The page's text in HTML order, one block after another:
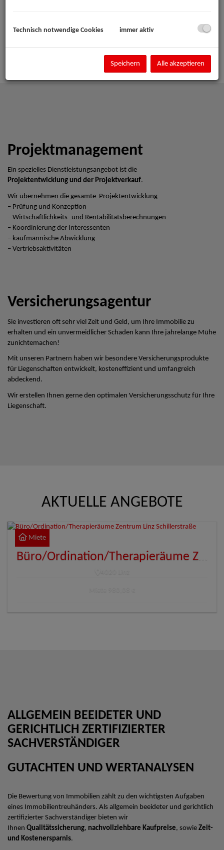
Projektmanagement
Ein spezielles Dienstleistungsangebot ist die
Projektentwicklung und der Projektverkauf.
Wir übernehmen die gesamte Projektentwicklung
– Prüfung und Konzeption
– Wirtschaftlichkeits- und Rentabilitätsberechnungen
– Koordinierung der Interessenten
– kaufmännische Abwicklung
– Vertriebsaktivitäten
Versicherungsagentur
Sie investieren oft sehr viel Zeit und Geld, um Ihre Immobilie zu
erhalten und ein unvermeidlicher Schaden kann Ihre jahrelange Mühe
zunichtemachen!
Mit unseren Partnern haben wir besondere Versicherungsprodukte
für Liegenschaften entwickelt, kosteneffizient und umfangreich
abdeckend.
Wir erstellen Ihnen gerne den optimalen Versicherungsschutz für Ihre
Liegenschaft.
AKTUELLE ANGEBOTE
Miete
ALLGEMEIN BEEIDETER UND
GERICHTLICH ZERTIFIZIERTER
SACHVERSTÄNDIGER
GUTACHTEN UND WERTANALYSEN
Die Bewertung von Immobilien zählt zu den wichtigsten Aufgaben
eines Immobilientreuhänders. Als allgemein beeideter und gerichtlich
zertifizierter Sachverständiger bieten wir
Ihnen Qualitätssicherung, nachvollziehbare Kaufpreise, sowie Zeit-
und Kostenersparnis.
Technisch notwendige Cookies immer aktiv
Speichern Alle akzeptieren